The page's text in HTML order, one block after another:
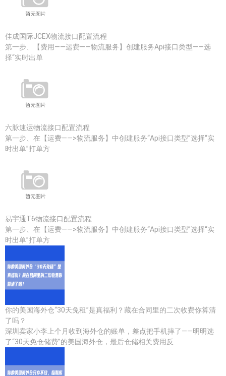
佳成国际JCEX物流接口配置流程
第一步、【费用——运费——物流服务】创建服务Api接口类型——选
择“实时出单
六脉速运物流接口配置流程
第一步、在【运费——>物流服务】中创建服务“Api接口类型”选择“实
时出单”打单方
易宇通T6物流接口配置流程
第一步、在【运费——>物流服务】中创建服务“Api接口类型”选择“实
时出单”打单方
你的美国海外仓“30天免租”是真福利？藏在合同里的二次收费你算清
了吗？
深圳卖家小李上个月收到海外仓的账单，差点把手机摔了——明明选
了“30天免仓储费”的美国海外仓，最后仓储相关费用反